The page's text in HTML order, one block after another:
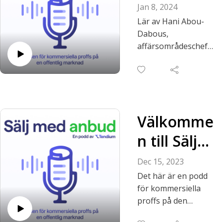
miljoner i
offentligt
kontrakt |
Hani
Nexer
Group &
IHM
Business
School
Jan 8, 2024
Lär av Hani Abou-
Dabous,
affärsområdeschef
sektor på Nexer
IHM Business
School på Bid
Manager-
utbildningen.
om hur han tog ett
ramavtal från 0 till
100 miljoner i
intäkter på 2 år,
Välkomme
n till Sälj
med
anbud
Dec 15, 2023
Det här är en podd
för kommersiella
proffs på den